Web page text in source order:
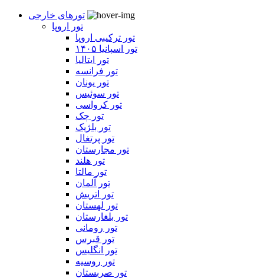
تورهای خارجی
تور اروپا
تور ترکیبی اروپا
تور اسپانیا ۱۴۰۵
تور ایتالیا
تور فرانسه
تور یونان
تور سوئیس
تور کرواسی
تور چک
تور بلژیک
تور پرتغال
تور مجارستان
تور هلند
تور مالتا
تور آلمان
تور اتریش
تور لهستان
تور بلغارستان
تور رومانی
تور قبرس
تور انگلیس
تور روسیه
تور صربستان